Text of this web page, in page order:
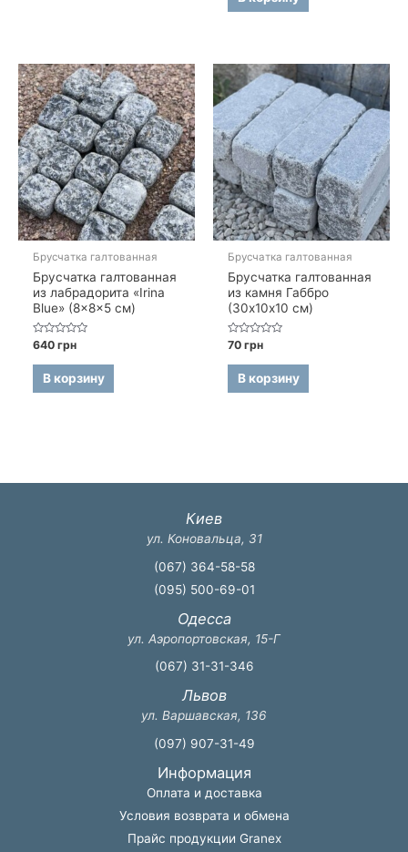
Брусчатка галтованная
Брусчатка галтованная
из лабрадорита «Irina
Blue» (8×8×5 см)
Оценка
0
из
640грн
В корзину
Брусчатка галтованная
Брусчатка галтованная
из камня Габбро
(30х10х10 см)
Оценка
0
из
70грн
В корзину
Киев
ул. Коновальца, 31
(067) 364-58-58
(095) 500-69-01
Одесса
ул. Аэропортовская, 15-Г
(067) 31-31-346
Львов
ул. Варшавская, 136
(097) 907-31-49
Информация
Оплата и доставка
Условия возврата и обмена
Прайс продукции Granex